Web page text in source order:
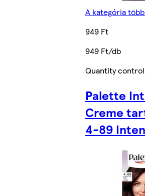
A kategória
949 Ft
949 Ft/db
Quantity
Palette
Creme
4-89